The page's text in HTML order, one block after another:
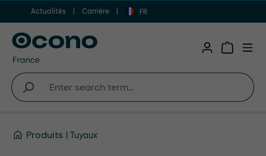
Aller au contenu principal
Actualités Carrière FR
Produits Tuyaux